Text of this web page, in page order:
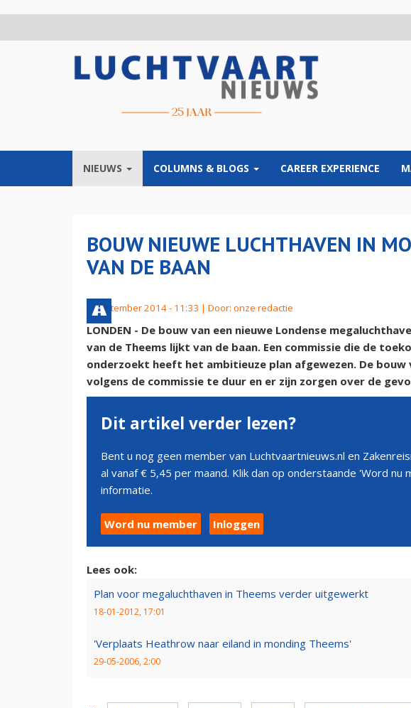
NIEUWS COLUMNS & BLOGS CAREER EXPERIENCE
BOUW NIEUWE LUCHTHAVEN IN
VAN DE BAAN
2 september 2014 - 11:33 | Door: onze redactie
LONDEN - De bouw van een nieuwe Londense
van de Theems lijkt van de baan. Een commissie die de
onderzoekt heeft het ambitieuze plan afgewezen. De bouw
volgens de commissie te duur en er zijn zorgen over de
Dit artikel verder lezen?
Bent u nog geen member van Luchtvaartnieuws.nl en
al vanaf € 5,45 per maand. Klik dan op onderstaande 'Word
informatie.
Word nu member Inloggen
Lees ook:
Plan voor megaluchthaven in Theems verder uitgewerkt
18-01-2012, 17:01
'Verplaats Heathrow naar eiland in monding Theems'
29-05-2006, 2:00